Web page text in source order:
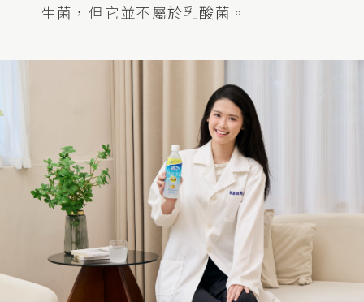
生菌，但它並不屬於乳酸菌。